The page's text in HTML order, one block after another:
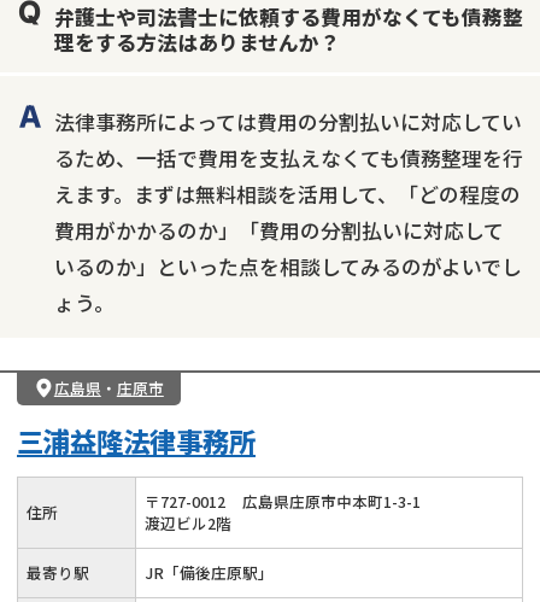
個人再生
時効援用
過払い金返還請求
会社破産・法人破産
住宅ローン
弁護士や司法書士に依頼する費用がなくても債務整
理をする方法はありませんか？
法律事務所によっては費用の分割払いに対応してい
るため、一括で費用を支払えなくても債務整理を行
えます。まずは無料相談を活用して、「どの程度の
費用がかかるのか」「費用の分割払いに対応して
いるのか」といった点を相談してみるのがよいでし
ょう。
広島県 ・ 庄原市
三浦益隆法律事務所
住所 〒727-0012
広島県庄原市中本町1-3-1
渡辺ビル2階
最寄り駅 JR「備後庄原駅」